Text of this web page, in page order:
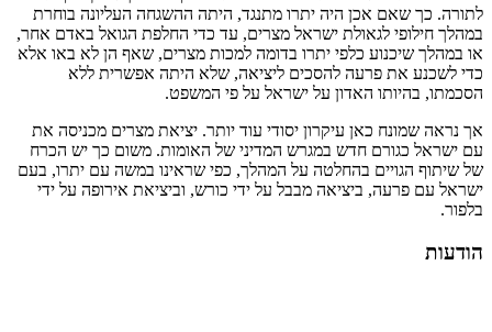
לתורה. כך שאם אכן היה יתרו מתנגד, היתה ההשגחה העליונה בוחרת
במהלך חילופי לגאולת ישראל מצרים, עד כדי החלפת הגואל באדם אחר,
או במהלך שיכנוע כלפי יתרו בדומה למכות מצרים, שאף הן לא באו אלא
כדי לשכנע את פרעה להסכים ליציאה, שלא היתה אפשרית ללא
הסכמתו, בהיותו האדון על ישראל על פי המשפט.
אך נראה שמונח כאן עיקרון יסודי עוד יותר. יציאת מצרים מכניסה את
עם ישראל כגורם חדש במגרש המדיני של האומות. משום כך יש הכרח
של שיתוף הגויים בהחלטה על המהלך, כפי שראינו במשה עם יתרו, בעם
ישראל עם פרעה, ביציאה מבבל על ידי כורש, וביציאת אירופה על ידי
בלפור.
הודעות